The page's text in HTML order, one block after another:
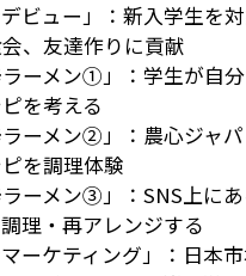
ビュー」：新入学生を
、友達作りに貢献
ラーメン①」：学生が自
を考える
ラーメン②」：農心ジャ
を調理体験
ラーメン③」：SNS上に
理・再アレンジする
ーケティング」：日本